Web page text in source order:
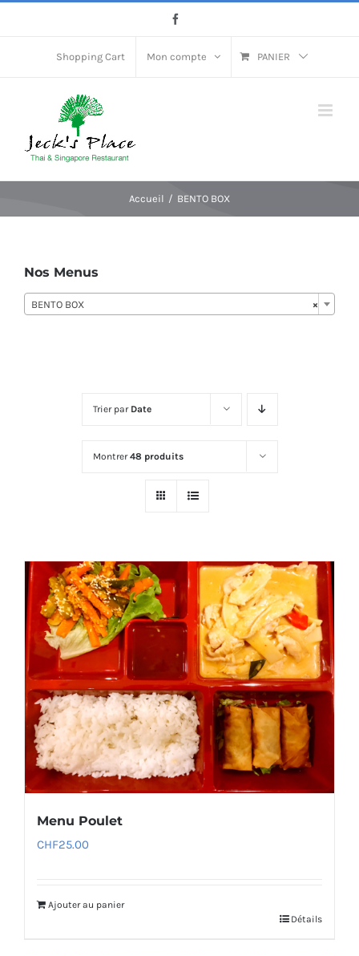
Shopping Cart Mon compte PANIER
Accueil BENTO BOX
Trier par Date
Montrer48 produits
Menu Poulet
CHF25.00
Ajouter au panier
Détails
Nos Menus
×
BENTO BOX